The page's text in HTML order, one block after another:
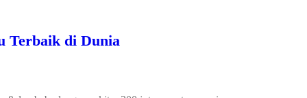
Terbaik di Dunia